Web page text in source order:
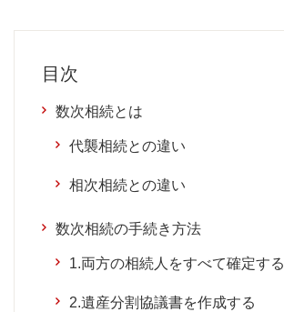
目次
数次相続とは
代襲相続との違い
相次相続との違い
数次相続の手続き方法
1.両方の相続人をすべて確定する
2.遺産分割協議書を作成する